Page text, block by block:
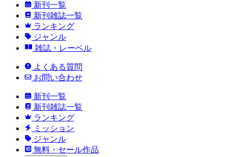
新刊一覧
新刊雑誌一覧
ランキング
ジャンル
雑誌・レーベル
よくある質問
お問い合わせ
新刊一覧
新刊雑誌一覧
ランキング
ミッション
ジャンル
無料・セール作品